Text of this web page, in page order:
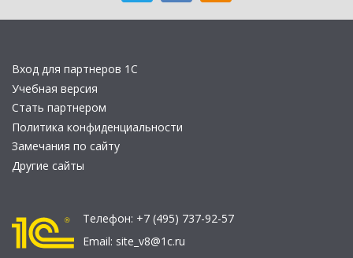
Вход для партнеров 1С
Учебная версия
Стать партнером
Политика конфиденциальности
Замечания по сайту
Другие сайты
Телефон: +7 (495) 737-92-57
Email: site_v8@1c.ru